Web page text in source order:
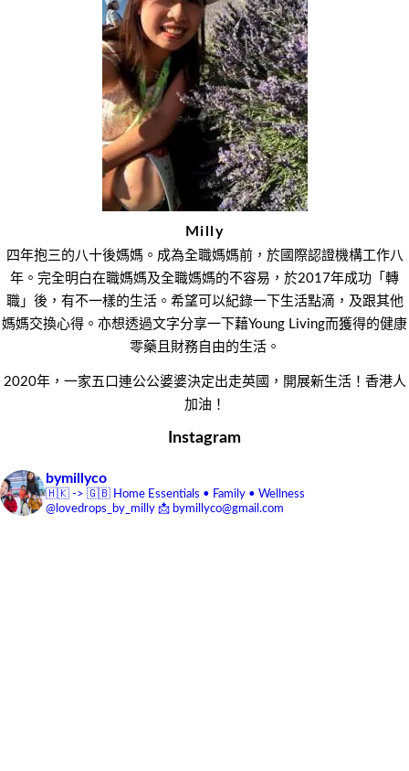
Milly
四年抱三的八十後媽媽。成為全職媽媽前，於國際認證機構工作八
年。完全明白在職媽媽及全職媽媽的不容易，於2017年成功「轉
職」後，有不一樣的生活。希望可以紀錄一下生活點滴，及跟其他
媽媽交換心得。亦想透過文字分享一下藉Young Living而獲得的健康
零藥且財務自由的生活。
2020年，一家五口連公公婆婆決定出走英國，開展新生活！香港人
加油！
Instagram
bymillyco
🇭🇰 -> 🇬🇧 Home Essentials • Family • Wellness
@lovedrops_by_milly 📩 bymillyco@gmail.com